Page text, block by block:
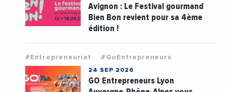
Avignon : Le Festival gourmand
Bien Bon revient pour sa 4ème
édition !
#Entrepreneuriat #GoEntrepreneurs
24 SEP 2026
GO Entrepreneurs Lyon